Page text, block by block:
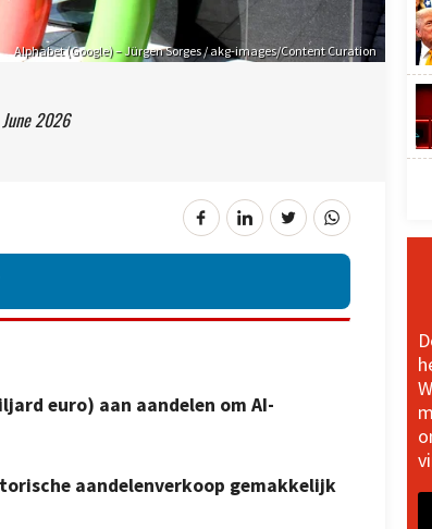
Alphabet (Google) – Jürgen Sorges / akg-images/Content Curation
June 2026
euro) aan aandelen om AI-
aandelenverkoop gemakkelijk